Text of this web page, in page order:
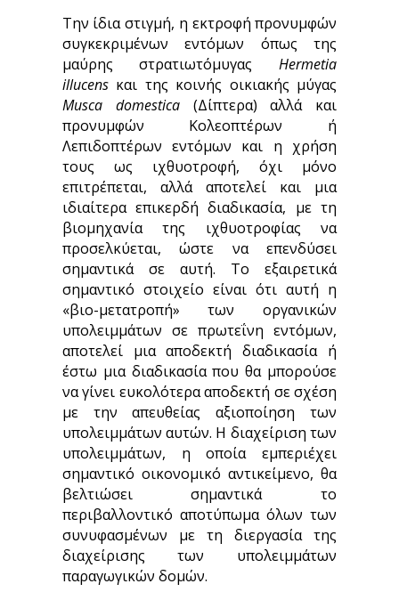
Την ίδια στιγμή, η εκτροφή προνυμφών
συγκεκριμένων εντόμων όπως της
μαύρης στρατιωτόμυγαςHermetia
illucensκαι της κοινής οικιακής μύγας
Musca domestica(Δίπτερα) αλλά και
προνυμφών Κολεοπτέρων ή
Λεπιδοπτέρων εντόμων και η χρήση
τους ως ιχθυοτροφή, όχι μόνο
επιτρέπεται, αλλά αποτελεί και μια
ιδιαίτερα επικερδή διαδικασία, με τη
βιομηχανία της ιχθυοτροφίας να
προσελκύεται, ώστε να επενδύσει
σημαντικά σε αυτή. Το εξαιρετικά
σημαντικό στοιχείο είναι ότι αυτή η
«βιο-μετατροπή» των οργανικών
υπολειμμάτων σε πρωτεΐνη εντόμων,
αποτελεί μια αποδεκτή διαδικασία ή
έστω μια διαδικασία που θα μπορούσε
να γίνει ευκολότερα αποδεκτή σε σχέση
με την απευθείας αξιοποίηση των
υπολειμμάτων αυτών. Η διαχείριση των
υπολειμμάτων, η οποία εμπεριέχει
σημαντικό οικονομικό αντικείμενο, θα
βελτιώσει σημαντικά το
περιβαλλοντικό αποτύπωμα όλων των
συνυφασμένων με τη διεργασία της
διαχείρισης των υπολειμμάτων
παραγωγικών δομών.